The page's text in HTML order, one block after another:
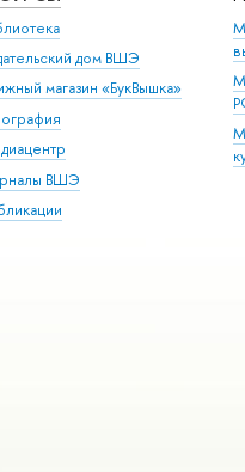
дом ВШЭ
магазин «БукВышка»
ВШЭ